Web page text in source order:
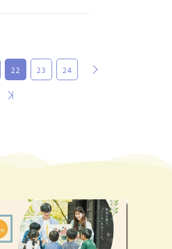
22 23 24
最後